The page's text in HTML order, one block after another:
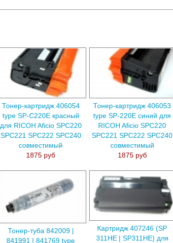
Тонер-картридж 406054
type SP-C220E красный
для RICOH Aficio SPC220
SPC221 SPC222 SPC240
совместимый
1875 руб
Тонер-картридж 406053
type SP-220E синий для
RICOH Aficio SPC220
SPC221 SPC222 SPC240
совместимый
1875 руб
Тонер-туба 842009 |
841991 | 841769 type
Картридж 407246 (SP
311HE | SP311HE) для